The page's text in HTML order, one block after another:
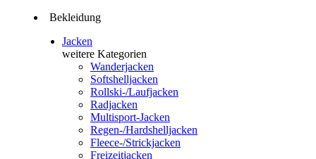
Bekleidung
Jacken
weitere Kategorien
Wanderjacken
Softshelljacken
Rollski-/Laufjacken
Radjacken
Multisport-Jacken
Regen-/Hardshelljacken
Fleece-/Strickjacken
Freizeitjacken